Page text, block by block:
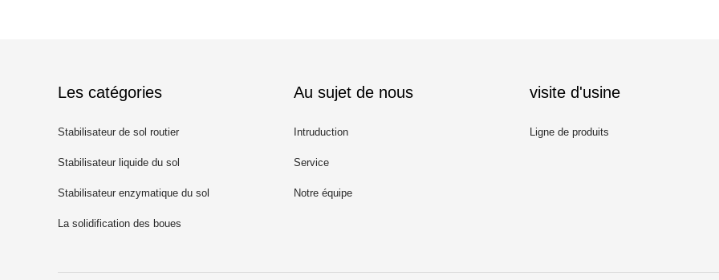
Les catégories
Stabilisateur de sol routier
Stabilisateur liquide du sol
Stabilisateur enzymatique du sol
La solidification des boues
Au sujet de nous
Intruduction
Service
Notre équipe
visite d'usine
Ligne de produits